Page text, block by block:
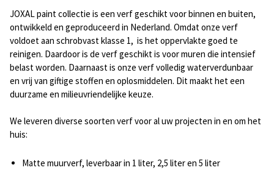
JOXAL paint collectie is een verf geschikt voor binnen en buiten,
ontwikkeld en geproduceerd in Nederland. Omdat onze verf
voldoet aan schrobvast klasse 1, is het oppervlakte goed te
reinigen. Daardoor is de verf geschikt is voor muren die intensief
belast worden. Daarnaast is onze verf volledig waterverdunbaar
en vrij van giftige stoffen en oplosmiddelen. Dit maakt het een
duurzame en milieuvriendelijke keuze.
We leveren diverse soorten verf voor al uw projecten in en om het
huis:
Matte muurverf, leverbaar in 1 liter, 2,5 liter en 5 liter